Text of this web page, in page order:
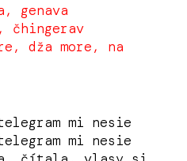
genava
čhingerav
dža more, na
mi nesie
mi nesie